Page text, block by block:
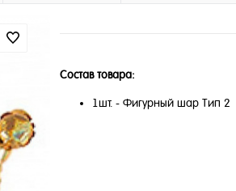
Состав товара:
1шт. - Фигурный шар Тип 2